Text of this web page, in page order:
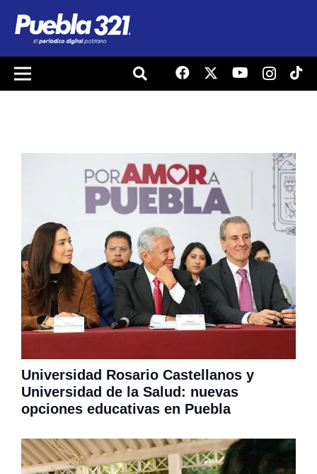
Universidad Rosario Castellanos y
Universidad de la Salud: nuevas
opciones educativas en Puebla